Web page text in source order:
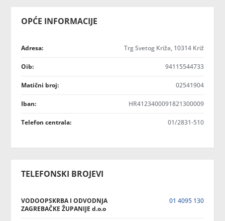
OPĆE INFORMACIJE
Adresa: Trg Svetog Križa, 10314 Križ
Oib: 94115544733
Matični broj: 02541904
Iban: HR4123400091821300009
Telefon centrala: 01/2831-510
TELEFONSKI BROJEVI
VODOOPSKRBA I ODVODNJA
ZAGREBAČKE ŽUPANIJE d.o.o
01 4095 130